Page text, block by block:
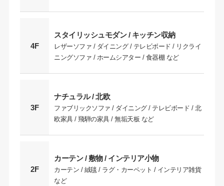
4F
スタイリッシュモダン / キッチン収納
レザーソファ / ダイニング / テレビボード / リクライ
ニングソファ / ホームシアター / 食器棚 など
3F
ナチュラル / 北欧
ファブリックソファ / ダイニング / テレビボード / 北
欧家具 / 飛騨の家具 / 無垢天板 など
2F
カーテン / 敷物 / インテリア小物
カーテン / 絨毯 / ラグ・カーペット / インテリア雑貨
など